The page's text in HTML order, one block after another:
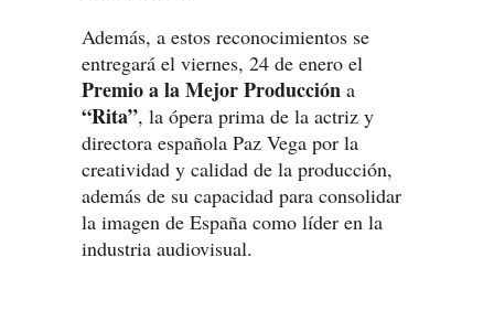
Además, a estos reconocimientos se
entregará el viernes, 24 de enero el
Premio a la Mejor Producción a
“Rita”, la ópera prima de la actriz y
directora española Paz Vega por la
creatividad y calidad de la producción,
además de su capacidad para consolidar
la imagen de España como líder en la
industria audiovisual.